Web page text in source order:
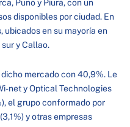
Puno y Piura, con un
disponibles por ciudad. En
ubicados en su mayoría en
sur y Callao.
mercado con 40,9%. Le
net y Optical Technologies
el grupo conformado por
y otras empresas